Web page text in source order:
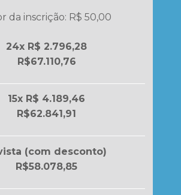
da inscrição: R$ 50,00
24x R$ 2.796,28
R$67.110,76
15x R$ 4.189,46
R$62.841,91
(com desconto)
R$58.078,85